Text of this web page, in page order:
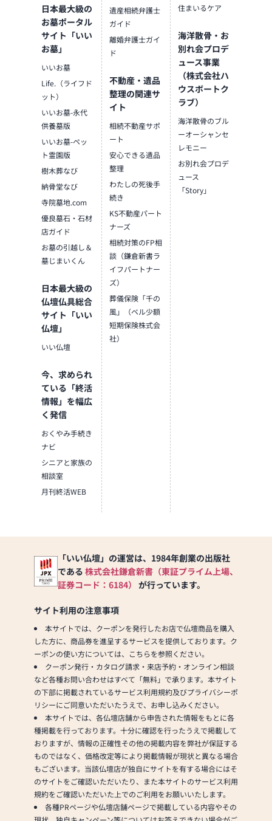
日本最大級の
お墓ポータル
サイト「いい
お墓」
いいお墓
Life.（ライフド
ット）
いいお墓-永代
供養墓版
いいお墓-ペッ
ト霊園版
樹木葬なび
納骨堂なび
寺院墓地.com
優良墓石・石材
店ガイド
お墓の引越し＆
墓じまいくん
日本最大級の
仏壇仏具総合
サイト「いい
仏壇」
いい仏壇
今、求められ
ている「終活
情報」を幅広
く発信
おくやみ手続き
ナビ
シニアと家族の
相談室
月刊終活WEB
遺産相続弁護士
ガイド
離婚弁護士ガイ
ド
不動産・遺品
整理の関連サ
イト
相続不動産サポ
ート
安心できる遺品
整理
わたしの死後手
続き
KS不動産パート
ナーズ
相続対策のFP相
談（鎌倉新書ラ
イフパートナー
ズ）
葬儀保険「千の
風」（ベル少額
短期保険株式会
社）
住まいるケア
海洋散骨・お
別れ会プロデ
ュース事業
（株式会社ハ
ウスボートク
ラブ）
海洋散骨のブル
ーオーシャンセ
レモニー
お別れ会プロデ
ュース
「Story」
「いい仏壇」の運営は、1984年創業の出版社
である 株式会社鎌倉新書（東証プライム上場、
証券コード：6184） が行っています。
サイト利用の注意事項
本サイトでは、クーポンを発行したお店で仏壇商品を購入
した方に、商品券を進呈するサービスを提供しております。ク
ーポンの使い方については、こちらを参照ください。
クーポン発行・カタログ請求・来店予約・オンライン相談
など各種お問い合わせはすべて「無料」で承ります。本サイト
の下部に掲載されているサービス利用規約及びプライバシーポ
リシーにご同意いただいたうえで、お申し込みください。
本サイトでは、各仏壇店舗から申告された情報をもとに各
種掲載を行っております。十分に確認を行ったうえで掲載して
おりますが、情報の正確性その他の掲載内容を弊社が保証する
ものではなく、価格改定等により掲載情報が現状と異なる場合
もございます。当該仏壇店が独自にサイトを有する場合にはそ
のサイトをご確認いただいたり、また本サイトのサービス利用
規約をご確認いただいた上でのご利用をお願いいたします。
各種PRページや仏壇店舗ページで掲載している内容やその